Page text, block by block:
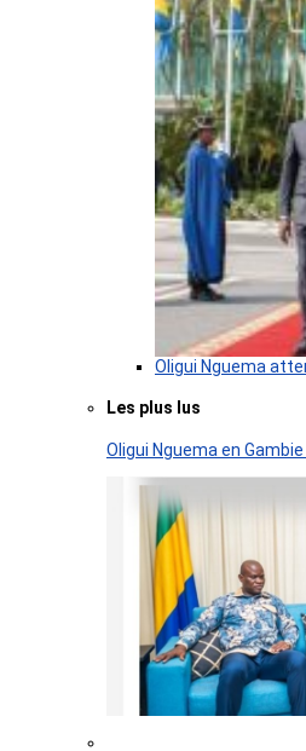
Oligui Nguema
Les plus lus
Oligui Nguema en